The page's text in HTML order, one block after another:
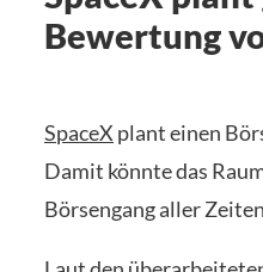
Bewertung
SpaceX plant einen
Damit könnte das
Börsengang aller